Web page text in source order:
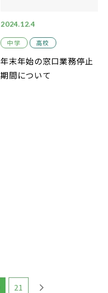
2024.12.4
中学 高校
年末年始の窓口業務停止
期間について
21